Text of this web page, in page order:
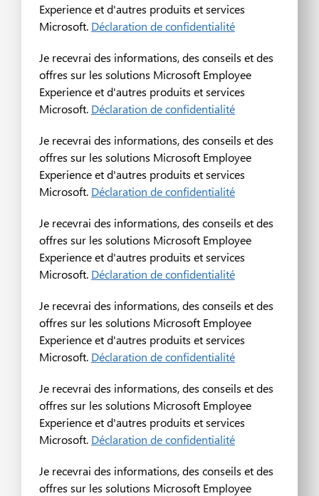
Experience et d'autres produits et services
Microsoft. Déclaration de confidentialité
Je recevrai des informations, des conseils et des
offres sur les solutions Microsoft Employee
Experience et d'autres produits et services
Microsoft. Déclaration de confidentialité
Je recevrai des informations, des conseils et des
offres sur les solutions Microsoft Employee
Experience et d'autres produits et services
Microsoft. Déclaration de confidentialité
Je recevrai des informations, des conseils et des
offres sur les solutions Microsoft Employee
Experience et d'autres produits et services
Microsoft. Déclaration de confidentialité
Je recevrai des informations, des conseils et des
offres sur les solutions Microsoft Employee
Experience et d'autres produits et services
Microsoft. Déclaration de confidentialité
Je recevrai des informations, des conseils et des
offres sur les solutions Microsoft Employee
Experience et d'autres produits et services
Microsoft. Déclaration de confidentialité
Je recevrai des informations, des conseils et des
offres sur les solutions Microsoft Employee